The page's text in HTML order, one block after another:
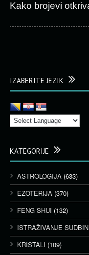
Kako brojevi
IZABERITE JEZIK
KATEGORIJE
ASTROLOGIJA (633)
EZOTERIJA (370)
FENG SHUI (132)
ISTRAŽIVANJE
KRISTALI (109)